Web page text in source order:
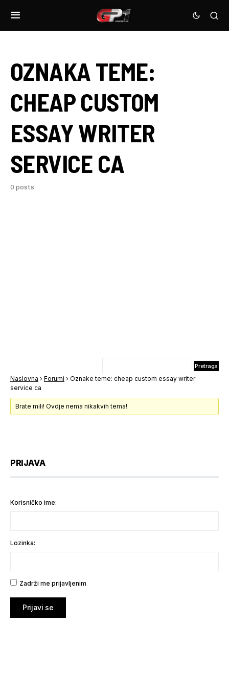
OZNAKA TEME:
CHEAP CUSTOM
ESSAY WRITER
SERVICE CA
0 posts
Naslovna › Forumi › Oznake teme: cheap custom essay writer
service ca
Brate mili! Ovdje nema nikakvih tema!
PRIJAVA
Korisničko ime:
Lozinka:
Zadrži me prijavljenim
Prijavi se